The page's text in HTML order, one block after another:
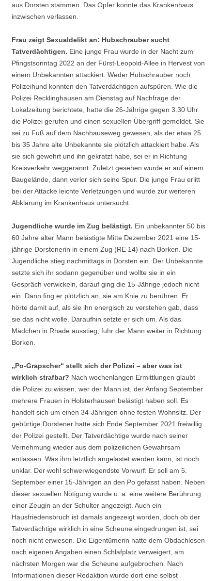
aus Dorsten stammen. Das Opfer konnte das Krankenhaus
inzwischen verlassen.
Frau zeigt Sexualdelikt an: Hubschrauber sucht
Tatverdächtigen. Eine junge Frau wurde in der Nacht zum
Pfingstsonntag 2022 an der Fürst-Leopold-Allee in Hervest von
einem Unbekannten attackiert. Weder Hubschrauber noch
Polizeihund konnten den Tatverdächtigen aufspüren. Wie die
Polizei Recklinghausen am Dienstag auf Nachfrage der
Lokalzeitung berichtete, hatte die 26-Jährige gegen 3.30 Uhr
die Polizei gerufen und einen sexuellen Übergriff gemeldet. Sie
sei zu Fuß auf dem Nachhauseweg gewesen, als der etwa 25
bis 35 Jahre alte Unbekannte sie plötzlich attackiert habe. Als
sie sich gewehrt und ihn gekratzt habe, sei er in Richtung
Kreisverkehr weggerannt. Zuletzt gesehen wurde er auf einem
Baugelände, dann verlor sich seine Spur. Die junge Frau erlitt
bei der Attacke leichte Verletzungen und wurde zur weiteren
Abklärung im Krankenhaus untersucht.
Jugendliche wurde im Zug belästigt. Ein unbekannter 50 bis
60 Jahre alter Mann belästigte Mitte Dezember 2021 eine 15-
jährige Dorstenerin in einem Zug (RE 14) nach Borken. Die
Jugendliche stieg nachmittags in Dorsten ein. Der Unbekannte
setzte sich ihr sodann gegenüber und wollte sie in ein
Gespräch verwickeln, darauf ging die 15-Jährige jedoch nicht
ein. Dann fing er plötzlich an, sie am Knie zu berühren. Er
hörte damit auf, als sie ihn energisch zu verstehen gab, dass
sie das nicht wolle. Daraufhin setzte er sich um. Als das
Mädchen in Rhade ausstieg, fuhr der Mann weiter in Richtung
Borken.
„Po-Grapscher“ stellt sich der Polizei – aber was ist
wirklich strafbar? Nach wochenlangen Ermittlungen glaubt
die Polizei zu wissen, wer der Mann ist, der Anfang September
mehrere Frauen in Holsterhausen belästigt haben soll. Es
handelt sich um einen 34-Jährigen ohne festen Wohnsitz. Der
gebürtige Dorstener hatte sich Ende September 2021 freiwillig
der Polizei gestellt. Der Tatverdächtige wurde nach seiner
Vernehmung wieder aus dem polizeilichen Gewahrsam
entlassen. Was ihm letztlich angelastet werden kann, ist noch
unklar. Der wohl schwerwiegendste Vorwurf: Er soll am 5.
September einer 15-Jährigen an den Po gefasst haben. Neben
dieser sexuellen Nötigung wurde u. a. eine weitere Berührung
einer Zeugin an der Schulter angezeigt. Auch ein
Hausfriedensbruch ist damals angezeigt worden, doch ob der
Tatverdächtige wirklich in eine Scheune eingedrungen ist, sei
noch nicht erwiesen. Die Eigentümerin hatte dem Obdachlosen
nach eigenen Angaben einen Schlafplatz verweigert, am
nächsten Morgen war die Scheune aufgebrochen. Nach
Informationen dieser Redaktion wurde dort eine selbst